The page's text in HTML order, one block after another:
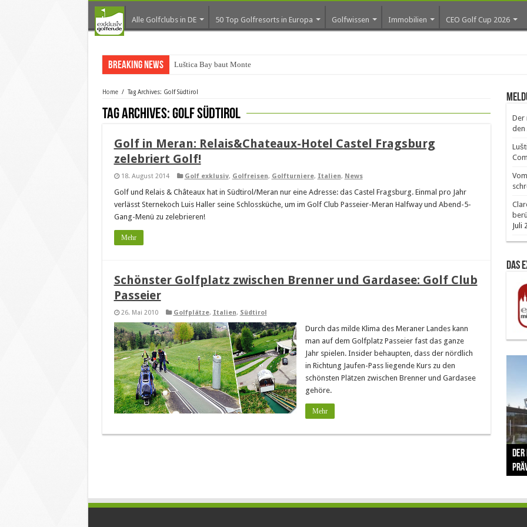
Alle Golfclubs in DE 50 Top Golfresorts in Europa Golfwissen Immobilien CEO Golf Cup 2026
Breaking News Luštica Bay baut Montenegros e
Home / Tag Archives: Golf Südtirol
Tag Archives:Golf Südtirol
Golf in Meran: Relais&Chateaux-Hotel Castel Fragsburg
zelebriert Golf!
18. August 2014 Golf exklusiv, Golfreisen, Golfturniere, Italien, News
Golf und Relais & Châteaux hat in Südtirol/Meran nur eine Adresse: das Castel Fragsburg. Einmal pro Jahr
verlässt Sternekoch Luis Haller seine Schlossküche, um im Golf Club Passeier-Meran Halfway und Abend-5-
Gang-Menü zu zelebrieren!
Mehr
Schönster Golfplatz zwischen Brenner und Gardasee: Golf Club
Passeier
26. Mai 2010 Golfplätze, Italien, Südtirol
Durch das milde Klima des Meraner Landes kann
man auf dem Golfplatz Passeier fast das ganze
Jahr spielen. Insider behaupten, dass der nördlich
in Richtung Jaufen-Pass liegende Kurs zu den
schönsten Plätzen zwischen Brenner und Gardasee
gehöre.
Mehr
Der
den
Juli
Das
The